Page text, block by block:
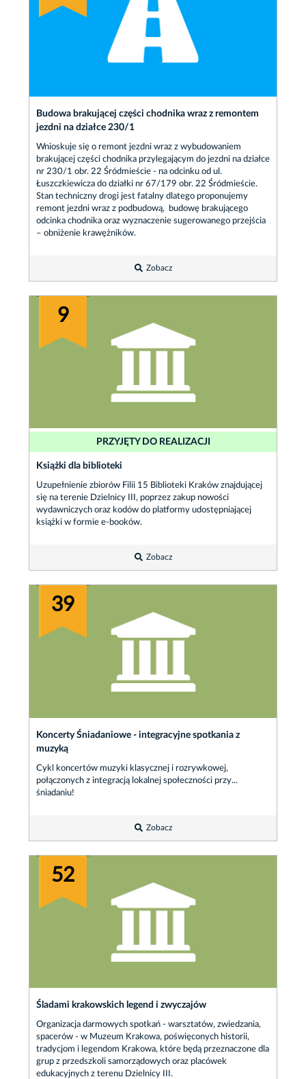
Budowa brakującej części chodnika wraz z remontem
jezdni na działce 230/1
Wnioskuje się o remont jezdni wraz z wybudowaniem
brakującej części chodnika przylegającym do jezdni na działce
nr 230/1 obr. 22 Śródmieście - na odcinku od ul.
Łuszczkiewicza do działki nr 67/179 obr. 22 Śródmieście.
Stan techniczny drogi jest fatalny dlatego proponujemy
remont jezdni wraz z podbudową, budowę brakującego
odcinka chodnika oraz wyznaczenie sugerowanego przejścia
– obniżenie krawężników.
Zobacz
9
PRZYJĘTY DO REALIZACJI
Książki dla biblioteki
Uzupełnienie zbiorów Filii 15 Biblioteki Kraków znajdującej
się na terenie Dzielnicy III, poprzez zakup nowości
wydawniczych oraz kodów do platformy udostępniającej
książki w formie e-booków.
Zobacz
39
Koncerty Śniadaniowe - integracyjne spotkania z
muzyką
Cykl koncertów muzyki klasycznej i rozrywkowej,
połączonych z integracją lokalnej społeczności przy...
śniadaniu!
Zobacz
52
Śladami krakowskich legend i zwyczajów
Organizacja darmowych spotkań - warsztatów, zwiedzania,
spacerów - w Muzeum Krakowa, poświęconych historii,
tradycjom i legendom Krakowa, które będą przeznaczone dla
grup z przedszkoli samorządowych oraz placówek
edukacyjnych z terenu Dzielnicy III.